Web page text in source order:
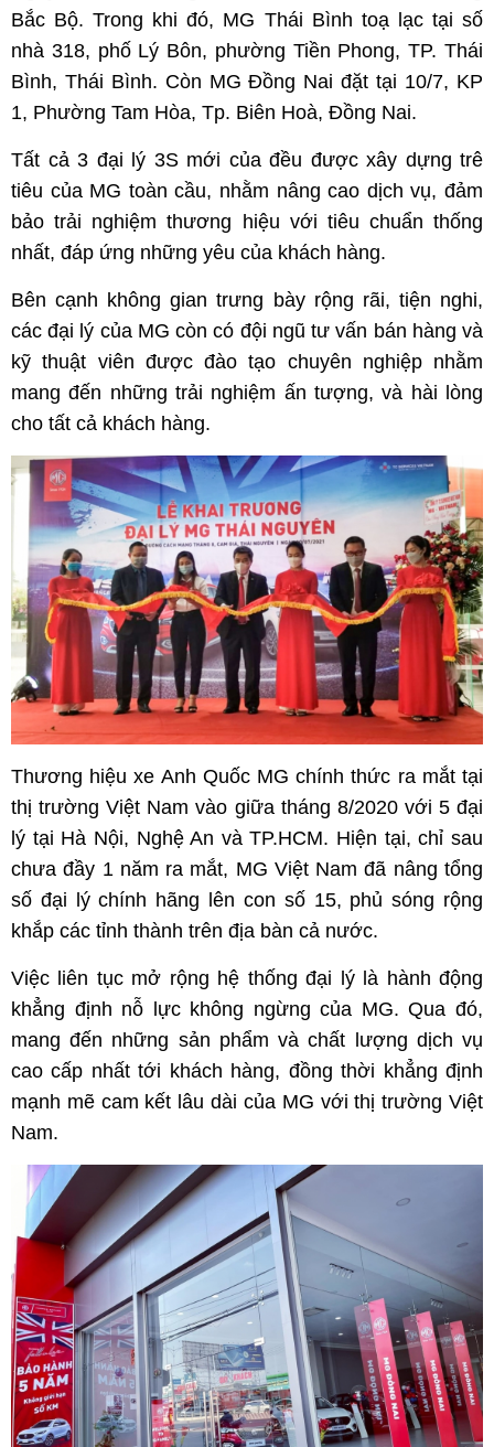
Bắc Bộ. Trong khi đó, MG Thái Bình toạ lạc tại số
nhà 318, phố Lý Bôn, phường Tiền Phong, TP. Thái
Bình, Thái Bình. Còn MG Đồng Nai đặt tại 10/7, KP
1, Phường Tam Hòa, Tp. Biên Hoà, Đồng Nai.
Tất cả 3 đại lý 3S mới của đều được xây dựng trê
tiêu của MG toàn cầu, nhằm nâng cao dịch vụ, đảm
bảo trải nghiệm thương hiệu với tiêu chuẩn thống
nhất, đáp ứng những yêu của khách hàng.
Bên cạnh không gian trưng bày rộng rãi, tiện nghi,
các đại lý của MG còn có đội ngũ tư vấn bán hàng và
kỹ thuật viên được đào tạo chuyên nghiệp nhằm
mang đến những trải nghiệm ấn tượng, và hài lòng
cho tất cả khách hàng.
Thương hiệu xe Anh Quốc MG chính thức ra mắt tại
thị trường Việt Nam vào giữa tháng 8/2020 với 5 đại
lý tại Hà Nội, Nghệ An và TP.HCM. Hiện tại, chỉ sau
chưa đầy 1 năm ra mắt, MG Việt Nam đã nâng tổng
số đại lý chính hãng lên con số 15, phủ sóng rộng
khắp các tỉnh thành trên địa bàn cả nước.
Việc liên tục mở rộng hệ thống đại lý là hành động
khẳng định nỗ lực không ngừng của MG. Qua đó,
mang đến những sản phẩm và chất lượng dịch vụ
cao cấp nhất tới khách hàng, đồng thời khẳng định
mạnh mẽ cam kết lâu dài của MG với thị trường Việt
Nam.